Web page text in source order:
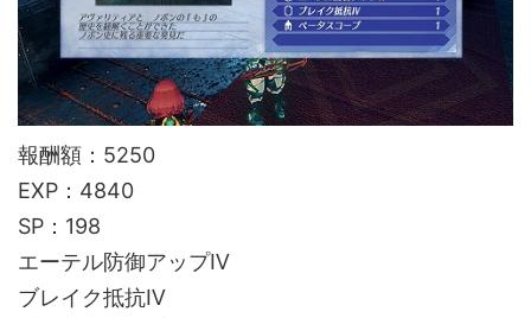
報酬額：5250
EXP：4840
SP：198
エーテル防御アップⅣ
ブレイク抵抗Ⅳ